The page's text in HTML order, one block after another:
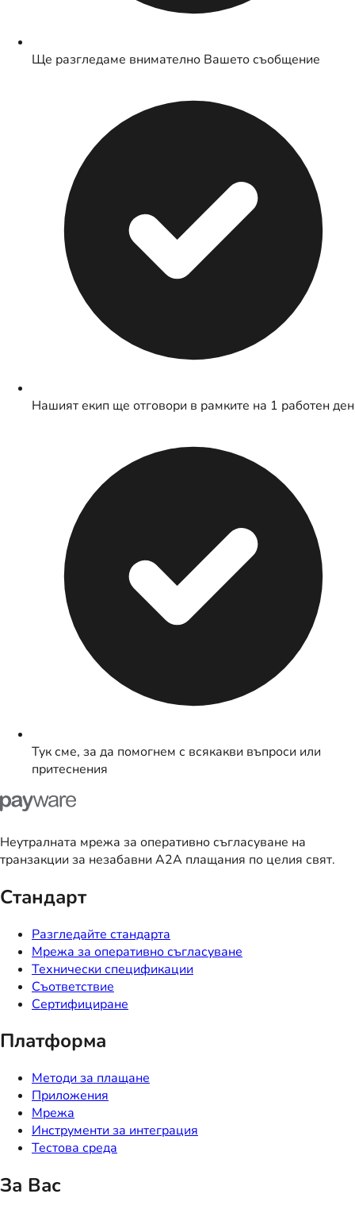
Ще разгледаме внимателно Вашето съобщение
Нашият екип ще отговори в рамките на 1 работен ден
Тук сме, за да помогнем с всякакви въпроси или
притеснения
Неутралната мрежа за оперативно съгласуване на
транзакции за незабавни A2A плащания по целия свят.
Стандарт
Разгледайте стандарта
Мрежа за оперативно съгласуване
Технически спецификации
Съответствие
Сертифициране
Платформа
Методи за плащане
Приложения
Мрежа
Инструменти за интеграция
Тестова среда
За Вас